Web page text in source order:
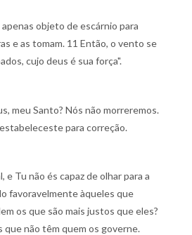
objeto de escárnio para
e as tomam. 11 Então, o vento se
cujo deus é sua força".
meu Santo? Nós não morreremos.
para correção.
Tu não és capaz de olhar para a
favoravelmente àqueles que
os que são mais justos que eles?
que não têm quem os governe.